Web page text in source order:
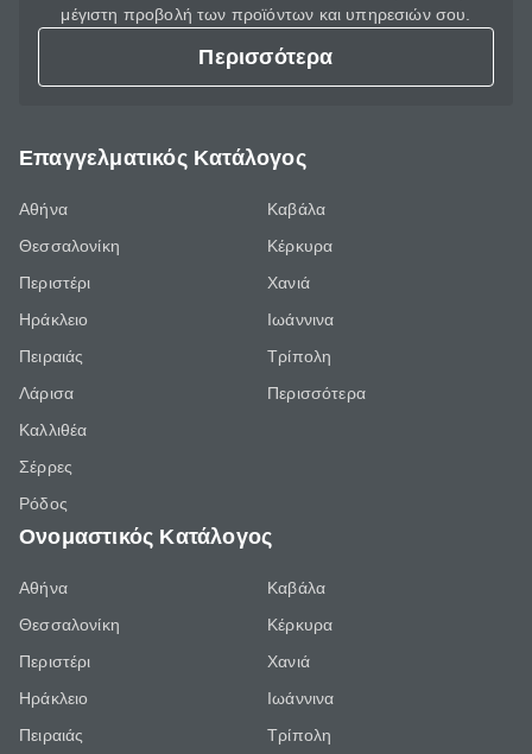
μέγιστη προβολή των προϊόντων και υπηρεσιών σου.
Περισσότερα
Επαγγελματικός Κατάλογος
Αθήνα
Θεσσαλονίκη
Περιστέρι
Ηράκλειο
Πειραιάς
Λάρισα
Καλλιθέα
Σέρρες
Ρόδος
Καβάλα
Κέρκυρα
Χανιά
Ιωάννινα
Τρίπολη
Περισσότερα
Ονομαστικός Κατάλογος
Αθήνα
Θεσσαλονίκη
Περιστέρι
Ηράκλειο
Πειραιάς
Καβάλα
Κέρκυρα
Χανιά
Ιωάννινα
Τρίπολη